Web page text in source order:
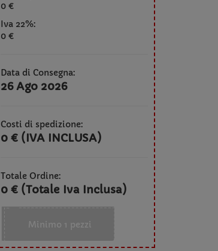
0 €
Iva 22%:
0 €
Data di Consegna:
26 Ago 2026
Costi di spedizione:
0 € (IVA INCLUSA)
Totale Ordine:
0 € (Totale Iva Inclusa)